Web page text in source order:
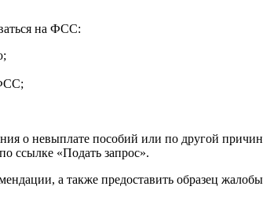
на ФСС:
о невыплате пособий или по другой
ссылке «Подать запрос».
а также предоставить образец